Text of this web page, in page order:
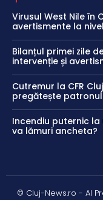
Virusul West Nile în
avertismente la
Bilanțul primei zile
intervenție și
Cutremur la CFR
pregătește
Incendiu puternic la
va lămuri ancheta?
© Cluj-News.ro - AI